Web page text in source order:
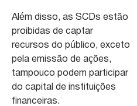
Além disso, as SCDs estão
proibidas de captar
recursos do público, exceto
pela emissão de ações,
tampouco podem participar
do capital de instituições
financeiras.